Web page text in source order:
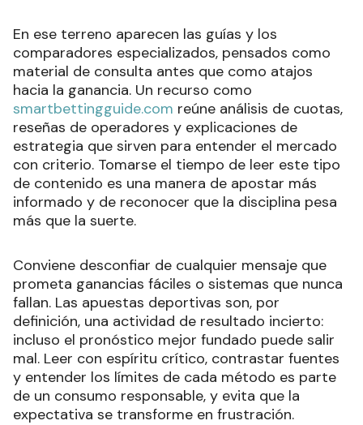
En ese terreno aparecen las guías y los
comparadores especializados, pensados como
material de consulta antes que como atajos
hacia la ganancia. Un recurso como
smartbettingguide.com reúne análisis de cuotas,
reseñas de operadores y explicaciones de
estrategia que sirven para entender el mercado
con criterio. Tomarse el tiempo de leer este tipo
de contenido es una manera de apostar más
informado y de reconocer que la disciplina pesa
más que la suerte.
Conviene desconfiar de cualquier mensaje que
prometa ganancias fáciles o sistemas que nunca
fallan. Las apuestas deportivas son, por
definición, una actividad de resultado incierto:
incluso el pronóstico mejor fundado puede salir
mal. Leer con espíritu crítico, contrastar fuentes
y entender los límites de cada método es parte
de un consumo responsable, y evita que la
expectativa se transforme en frustración.